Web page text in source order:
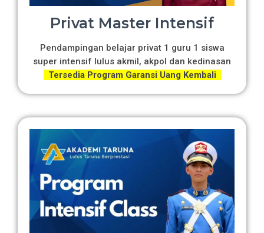
Privat Master Intensif
Pendampingan belajar privat 1 guru 1 siswa
super intensif lulus akmil, akpol dan kedinasan
Tersedia Program Garansi Uang Kembali